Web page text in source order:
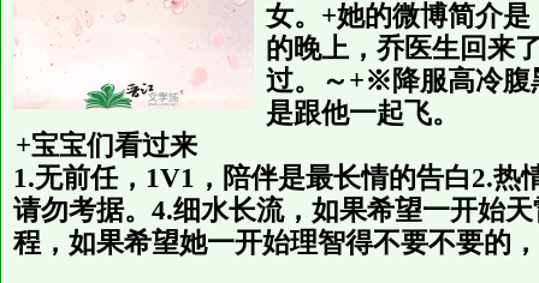
女。+她的微博简介是
的晚上，乔医生回来
过。
～ +※降服高冷腹
是跟他一起飞。
+宝宝们看过来
1.无前任，1V1，陪伴是最长情的告白2.热
请勿考据。 4.细水长流，如果希望一开始
程，如果希望她一开始理智得不要不要的